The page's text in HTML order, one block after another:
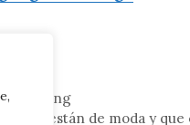
Marketing
que están de moda y